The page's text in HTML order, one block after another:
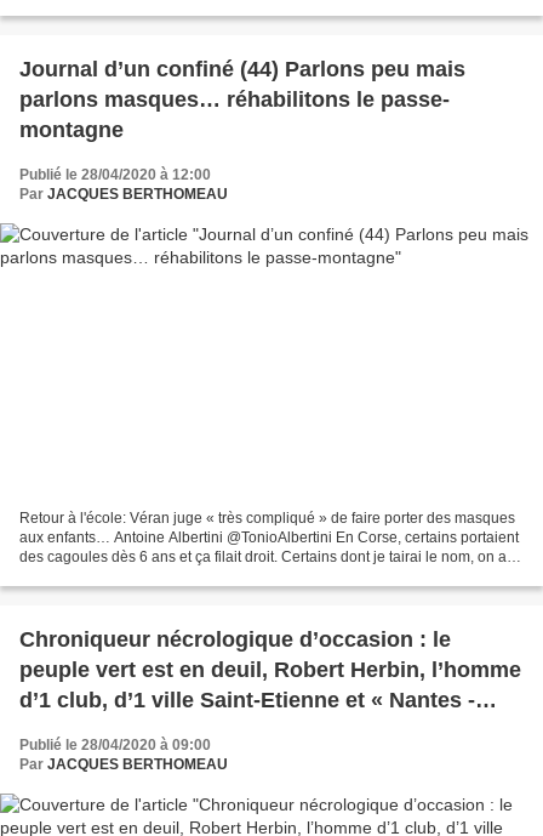
Journal d’un confiné (44) Parlons peu mais
parlons masques… réhabilitons le passe-
montagne
Publié le 28/04/2020 à 12:00
Par JACQUES BERTHOMEAU
Retour à l'école: Véran juge « très compliqué » de faire porter des masques
aux enfants… Antoine Albertini @TonioAlbertini En Corse, certains portaient
des cagoules dès 6 ans et ça filait droit. Certains dont je tairai le nom, on a
Chroniqueur nécrologique d’occasion : le
peuple vert est en deuil, Robert Herbin, l’homme
d’1 club, d’1 ville Saint-Etienne et « Nantes -
Saint-Etienne c'était LE match de l'année On
jouait toujours des matches de fous » Maxime
Publié le 28/04/2020 à 09:00
Par JACQUES BERTHOMEAU